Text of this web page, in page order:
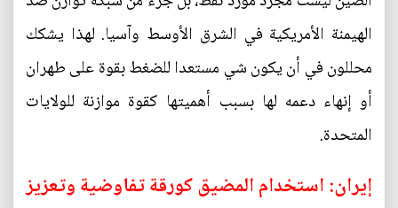
الهيمنة الأمريكية في الشرق الأوسط وآسيا. لهذا يشكك
محللون في أن يكون شي مستعدا للضغط بقوة على طهران
أو إنهاء دعمه لها بسبب أهميتها كقوة موازنة للولايات
المتحدة.
إيران: استخدام المضيق كورقة تفاوضية وتعزيز